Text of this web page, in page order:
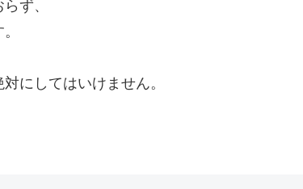
ず、
にしてはいけません。